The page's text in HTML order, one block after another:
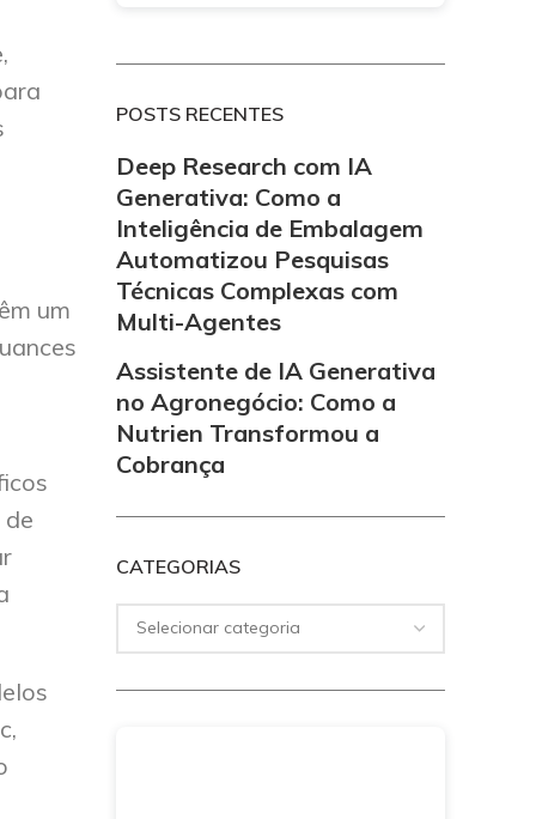
um
POSTS RECENTES
Deep Research com IA
Generativa: Como a
Inteligência de Embalagem
Automatizou Pesquisas
Técnicas Complexas com
Multi-Agentes
Assistente de IA Generativa
no Agronegócio: Como a
Nutrien Transformou a
Cobrança
CATEGORIAS